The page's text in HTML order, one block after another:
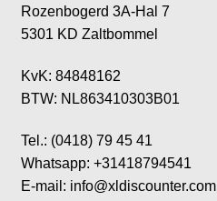
Rozenbogerd 3A-Hal 7
5301 KD Zaltbommel
KvK: 84848162
BTW: NL863410303B01
Tel.: (0418) 79 45 41
Whatsapp: +31418794541
E-mail: info@xldiscounter.com